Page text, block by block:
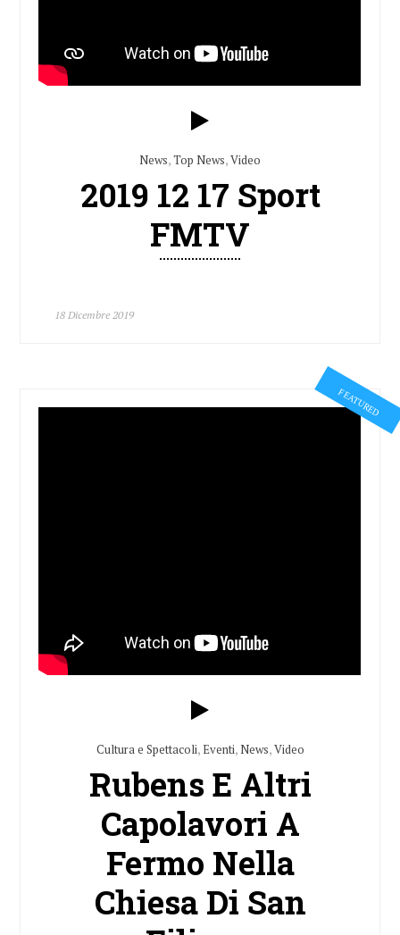
News,Top News,Video
2019 12 17 Sport
FMTV
18 Dicembre 2019
FEATURED
Cultura e Spettacoli,Eventi,News,Video
Rubens E Altri
Capolavori A
Fermo Nella
Chiesa Di San